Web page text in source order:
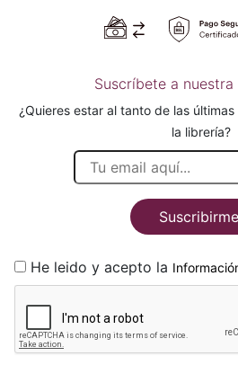
Suscríbete a
¿Quieres estar al tanto de las
la librería?
Suscribirme
He leido y acepto la